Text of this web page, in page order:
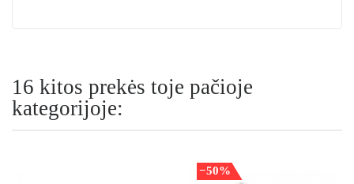
16 kitos prekės toje pačioje
kategorijoje:
−50%